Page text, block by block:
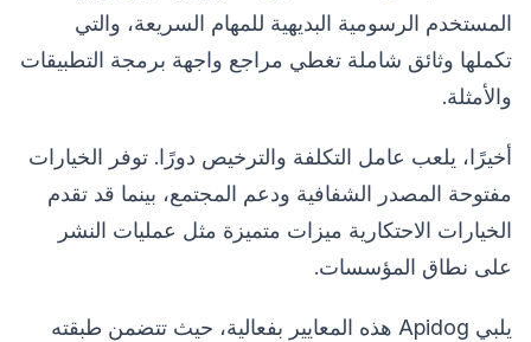
المستخدم الرسومية البديهية للمهام السريعة، والتي
تكملها وثائق شاملة تغطي مراجع واجهة برمجة التطبيقات
والأمثلة.
أخيرًا، يلعب عامل التكلفة والترخيص دورًا. توفر الخيارات
مفتوحة المصدر الشفافية ودعم المجتمع، بينما قد تقدم
الخيارات الاحتكارية ميزات متميزة مثل عمليات النشر
على نطاق المؤسسات.
يلبي Apidog هذه المعايير بفعالية، حيث تتضمن طبقته